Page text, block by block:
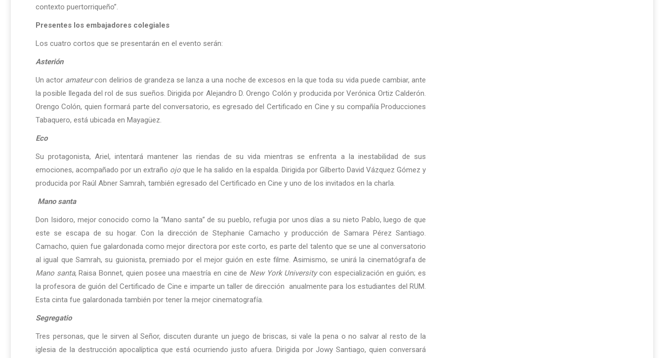
contexto puertorriqueño”.
Presentes los embajadores colegiales
Los cuatro cortos que se presentarán en el evento serán:
Asterión
Un actor amateurcon delirios de grandeza se lanza a una noche de excesos en la que toda su vida puede cambiar, ante
la posible llegada del rol de sus sueños. Dirigida por Alejandro D. Orengo Colón y producida por Verónica Ortiz Calderón.
Orengo Colón, quien formará parte del conversatorio, es egresado del Certificado en Cine y su compañía Producciones
Tabaquero, está ubicada en Mayagüez.
Eco
Su protagonista, Ariel, intentará mantener las riendas de su vida mientras se enfrenta a la inestabilidad de sus
emociones, acompañado por un extraño ojo que le ha salido en la espalda. Dirigida por Gilberto David Vázquez Gómez y
producida por Raúl Abner Samrah, también egresado del Certificado en Cine y uno de los invitados en la charla.
Mano santa
Don Isidoro, mejor conocido como la “Mano santa” de su pueblo, refugia por unos días a su nieto Pablo, luego de que
este se escapa de su hogar. Con la dirección de Stephanie Camacho y producción de Samara Pérez Santiago.
Camacho, quien fue galardonada como mejor directora por este corto, es parte del talento que se une al conversatorio
al igual que Samrah, su guionista, premiado por el mejor guión en este filme. Asimismo, se unirá la cinematógrafa de
Mano santa, Raisa Bonnet, quien posee una maestría en cine de New York Universitycon especialización en guión; es
la profesora de guión del Certificado de Cine e imparte un taller de dirección anualmente para los estudiantes del RUM.
Esta cinta fue galardonada también por tener la mejor cinematografía.
Segregatio
Tres personas, que le sirven al Señor, discuten durante un juego de briscas, si vale la pena o no salvar al resto de la
iglesia de la destrucción apocalíptica que está ocurriendo justo afuera. Dirigida por Jowy Santiago, quien conversará